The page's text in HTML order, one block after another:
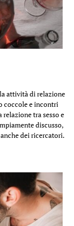
attività di relazione
coccole e incontri
tra sesso e
discusso,
dei ricercatori.